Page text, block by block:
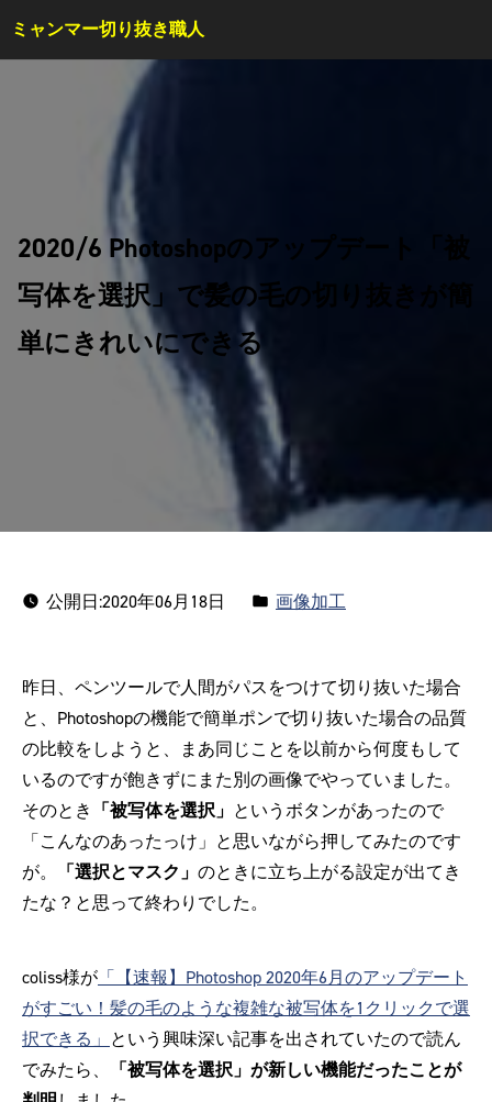
ミャンマー切り抜き職人
はじめての方へ
ご依頼方法
TOP
サービス内容・料金
お問い合わせ
2020/6 Photoshopのアップデート「被
写体を選択」で髪の毛の切り抜きが簡
単にきれいにできる
公開日:2020年06月18日
カ
リ
ー:
画像加工
昨日、ペンツールで人間がパスをつけて切り抜いた場合
と、Photoshopの機能で簡単ポンで切り抜いた場合の品質
の比較をしようと、まあ同じことを以前から何度もして
いるのですが飽きずにまた別の画像でやっていました。
そのとき 「被写体を選択」 というボタンがあったので
「こんなのあったっけ」と思いながら押してみたのです
が。
「選択とマスク」 のときに立ち上がる設定が出てき
たな？と思って終わりでした。
coliss様が 「【速報】Photoshop 2020年6月のアップデート
がすごい！髪の毛のような複雑な被写体を1クリックで選
択できる」 という興味深い記事を出されていたので読ん
でみたら、
「被写体を選択」が新しい機能だったことが